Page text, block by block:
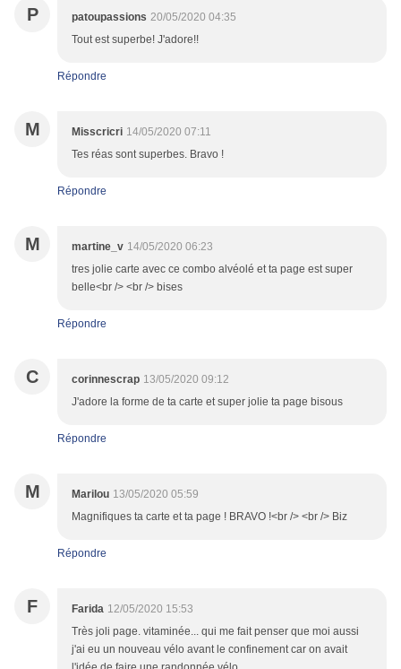
P patoupassions 20/05/2020 04:35
Tout est superbe! J'adore!!
Répondre
M Misscricri 14/05/2020 07:11
Tes réas sont superbes. Bravo !
Répondre
M martine_v 14/05/2020 06:23
tres jolie carte avec ce combo alvéolé et ta page est super
belle<br /> <br /> bises
Répondre
C corinnescrap 13/05/2020 09:12
J'adore la forme de ta carte et super jolie ta page bisous
Répondre
M Marilou 13/05/2020 05:59
Magnifiques ta carte et ta page ! BRAVO !<br /> <br /> Biz
Répondre
F Farida 12/05/2020 15:53
Très joli page. vitaminée... qui me fait penser que moi aussi
j'ai eu un nouveau vélo avant le confinement car on avait